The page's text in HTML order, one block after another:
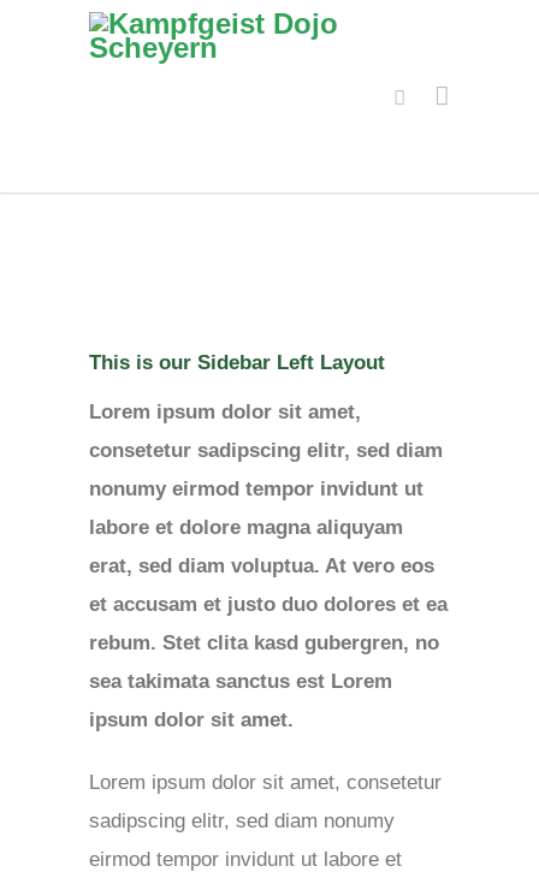
This is our Sidebar Left Layout
Lorem ipsum dolor sit amet,
consetetur sadipscing elitr, sed diam
nonumy eirmod tempor invidunt ut
labore et dolore magna aliquyam
erat, sed diam voluptua. At vero eos
et accusam et justo duo dolores et ea
rebum. Stet clita kasd gubergren, no
sea takimata sanctus est Lorem
ipsum dolor sit amet.
Lorem ipsum dolor sit amet, consetetur
sadipscing elitr, sed diam nonumy
eirmod tempor invidunt ut labore et